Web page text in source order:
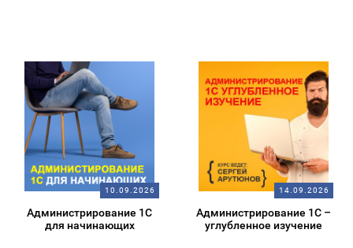
10.09.2026
Администрирование 1С
для начинающих
14.09.2026
Администрирование 1С –
углубленное изучение